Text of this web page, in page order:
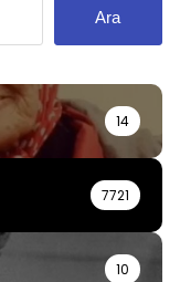
Ara
14
7721
10